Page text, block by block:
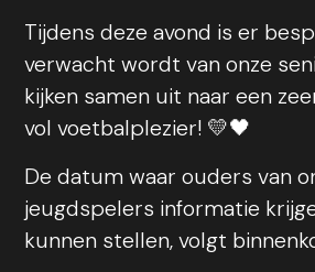
Tijdens deze avond is er
verwacht wordt van onze
kijken samen uit naar een
vol voetbalplezier! 💛🖤
De datum waar ouders van
jeugdspelers informatie
kunnen stellen, volgt